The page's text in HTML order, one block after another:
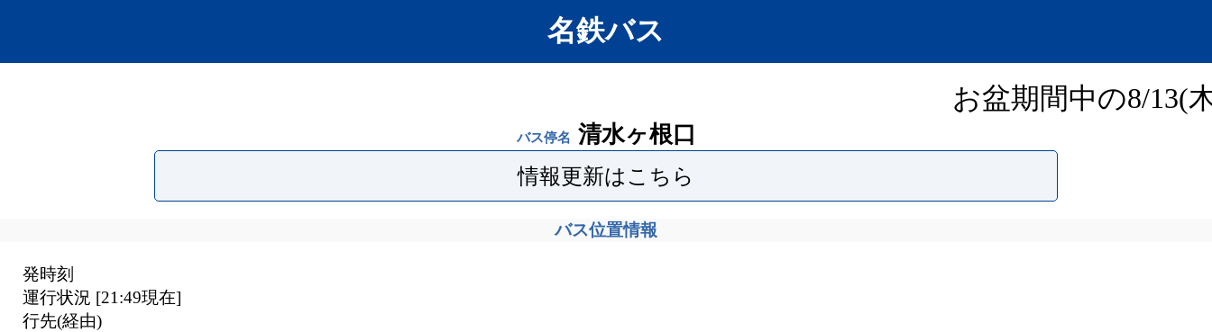
名鉄バス
お盆期間中の8/13(
バス停名 清水ヶ根口
情報更新はこちら
バス位置情報
発時刻
運行状況 [21:49現在]
行先(経由)